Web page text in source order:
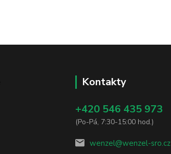
Kontakty
+420 546 435 973
(Po-Pá, 7:30-15:00 hod.)
wenzel@wenzel-sro.cz